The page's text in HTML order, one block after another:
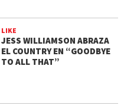
LIKE
JESS WILLIAMSON ABRAZA
EL COUNTRY EN “GOODBYE
TO ALL THAT”